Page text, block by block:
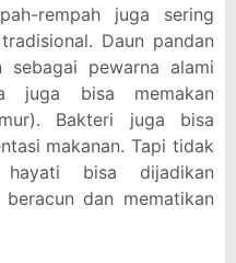
rempah juga sering
Daun pandan
pewarna alami
juga bisa memakan
Bakteri juga bisa
makanan. Tapi tidak
hayati bisa dijadikan
dan mematikan